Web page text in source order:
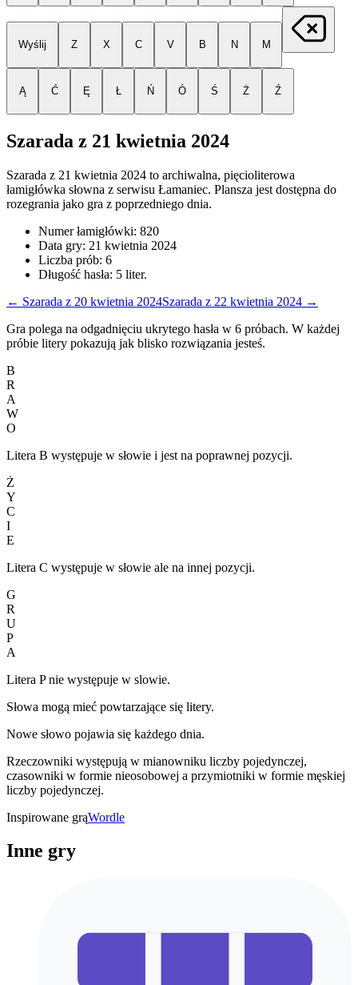
Wyślij Z X C V B N M
Ą Ć Ę Ł Ń Ó Ś Ż Ź
Szarada z 21 kwietnia 2024
Szarada z 21 kwietnia 2024 to archiwalna, pięcioliterowa
łamigłówka słowna z serwisu Łamaniec. Plansza jest dostępna do
rozegrania jako gra z poprzedniego dnia.
Numer łamigłówki: 820
Data gry: 21 kwietnia 2024
Liczba prób: 6
Długość hasła: 5 liter.
← Szarada z 20 kwietnia 2024Szarada z 22 kwietnia 2024 →
Gra polega na odgadnięciu ukrytego hasła w 6 próbach. W każdej
próbie litery pokazują jak blisko rozwiązania jesteś.
B
R
A
W
O
Litera B występuje w słowie i jest na poprawnej pozycji.
Ż
Y
C
I
E
Litera C występuje w słowie ale na innej pozycji.
G
R
U
P
A
Litera P nie występuje w slowie.
Słowa mogą mieć powtarzające się litery.
Nowe słowo pojawia się każdego dnia.
Rzeczowniki występują w mianowniku liczby pojedynczej,
czasowniki w formie nieosobowej a przymiotniki w formie męskiej
liczby pojedynczej.
Inspirowane grąWordle
Inne gry